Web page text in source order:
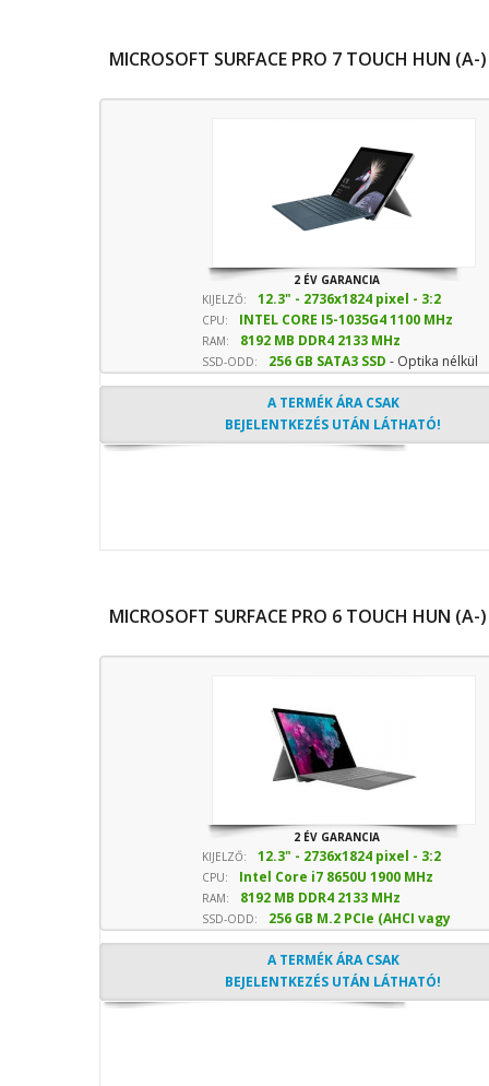
MICROSOFT SURFACE PRO 7 TOUCH HUN (A-)
2 ÉV GARANCIA
KIJELZŐ:
12.3" - 2736x1824 pixel - 3:2
képarány
CPU:
INTEL CORE I5-1035G4 1100 MHz
sebesség
RAM: 8192 MB DDR4 2133 MHz
SSD-ODD: 256 GB SATA3 SSD - Optika nélkül
A TERMÉK ÁRA CSAK
BEJELENTKEZÉS UTÁN LÁTHATÓ!
MICROSOFT SURFACE PRO 6 TOUCH HUN (A-)
2 ÉV GARANCIA
KIJELZŐ:
12.3" - 2736x1824 pixel - 3:2
képarány
CPU:
Intel Core i7 8650U 1900 MHz
sebesség
RAM: 8192 MB DDR4 2133 MHz
SSD-ODD:
256 GB M.2 PCIe (AHCI vagy
NVMe) SSD- Optika nélkül
A TERMÉK ÁRA CSAK
BEJELENTKEZÉS UTÁN LÁTHATÓ!